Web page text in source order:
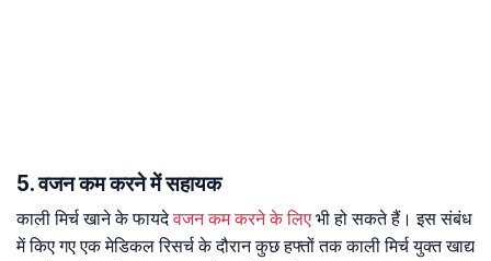
5. वजन कम करने में सहायक
काली मिर्च खाने के फायदेवजन कम करने के लिए भी हो सकते हैं। इस संबंध
में किए गए एक मेडिकल रिसर्च के दौरान कुछ हफ्तों तक काली मिर्च युक्त खाद्य